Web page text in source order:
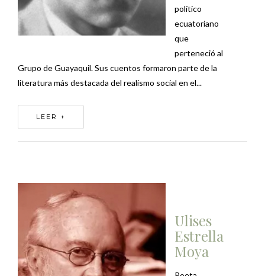
político
ecuatoriano
que
perteneció al
Grupo de Guayaquil. Sus cuentos formaron parte de la
literatura más destacada del realismo social en el...
LEER +
Ulises
Estrella
Moya